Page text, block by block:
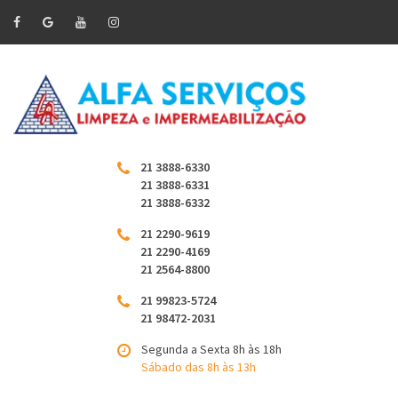
21 3888-6330
21 3888-6331
21 3888-6332
21 2290-9619
21 2290-4169
21 2564-8800
21 99823-5724
21 98472-2031
Segunda a Sexta 8h às 18h
Sábado das 8h às 13h